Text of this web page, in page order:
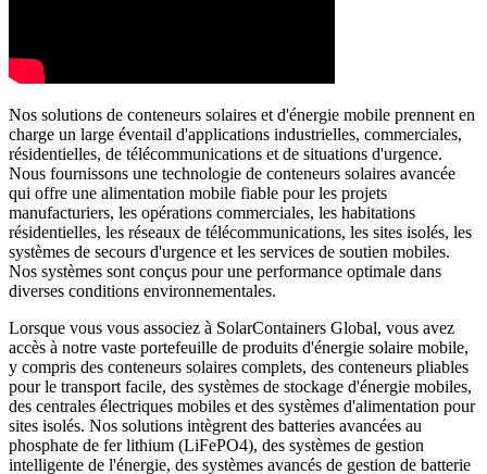
Nos solutions de conteneurs solaires et d'énergie mobile prennent en
charge un large éventail d'applications industrielles, commerciales,
résidentielles, de télécommunications et de situations d'urgence.
Nous fournissons une technologie de conteneurs solaires avancée
qui offre une alimentation mobile fiable pour les projets
manufacturiers, les opérations commerciales, les habitations
résidentielles, les réseaux de télécommunications, les sites isolés, les
systèmes de secours d'urgence et les services de soutien mobiles.
Nos systèmes sont conçus pour une performance optimale dans
diverses conditions environnementales.
Lorsque vous vous associez à SolarContainers Global, vous avez
accès à notre vaste portefeuille de produits d'énergie solaire mobile,
y compris des conteneurs solaires complets, des conteneurs pliables
pour le transport facile, des systèmes de stockage d'énergie mobiles,
des centrales électriques mobiles et des systèmes d'alimentation pour
sites isolés. Nos solutions intègrent des batteries avancées au
phosphate de fer lithium (LiFePO4), des systèmes de gestion
intelligente de l'énergie, des systèmes avancés de gestion de batterie